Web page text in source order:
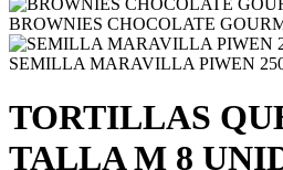
BROWNIES CHOCOLATE
SEMILLA MARAVILLA PIWEN
TORTILLAS
TALLA M 8